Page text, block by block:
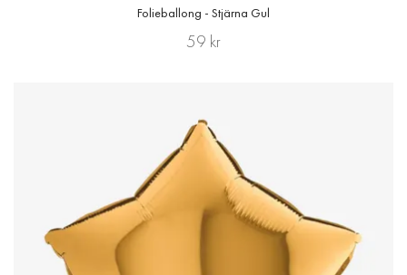
Folieballong - Stjärna Gul
59 kr